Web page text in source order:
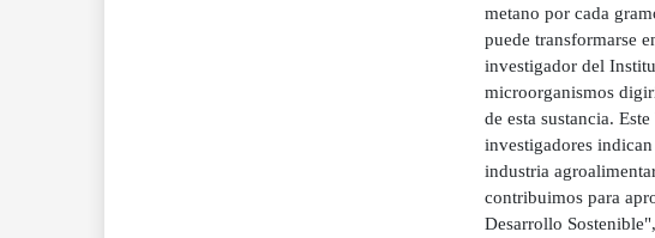
metano por cada
puede transformarse
investigador del
microorganismos
de esta sustancia.
investigadores
industria
contribuimos para
Desarrollo